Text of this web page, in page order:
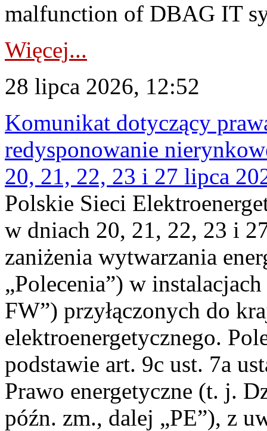
malfunction of DBAG IT
Więcej...
28 lipca 2026, 12:52
Komunikat dotyczący
redysponowanie
20, 21, 22, 23 i 27 lipca
Polskie Sieci
w dniach 20, 21, 22, 23 i
zaniżenia wytwarzania
„Polecenia”) w
FW”) przyłączonych do
elektroenergetycznego.
podstawie art. 9c ust. 7a
Prawo energetyczne (t. j.
późn. zm., dalej „PE”), z